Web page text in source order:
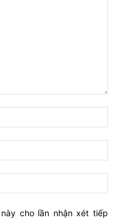
cho lần nhận xét tiếp